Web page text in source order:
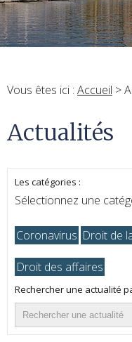
Vous êtes ici : Accueil >
Actualités
Les catégories :
Sélectionnez une
Coronavirus Droit de
Droit des affaires
Rechercher une actualité